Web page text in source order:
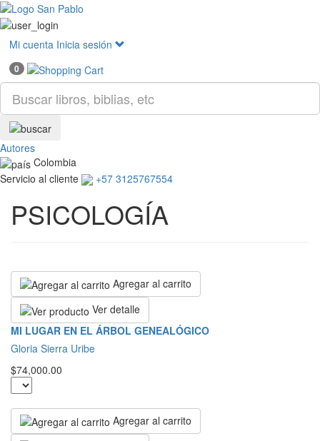
Mi cuenta Inicia sesión
0
Autores
Colombia
Servicio al cliente
+57 3125767554
PSICOLOGÍA
Agregar al carrito
Ver detalle
MI LUGAR EN EL ÁRBOL GENEALÓGICO
Gloria Sierra Uribe
$74,000.00
Agregar al carrito